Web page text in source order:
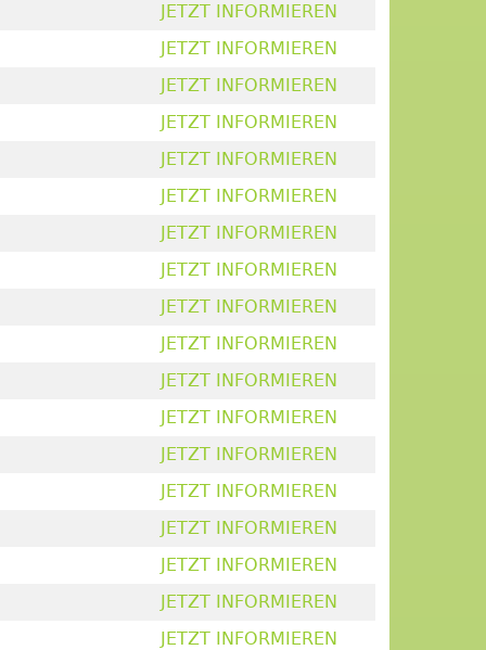
JETZT INFORMIEREN
JETZT INFORMIEREN
JETZT INFORMIEREN
JETZT INFORMIEREN
JETZT INFORMIEREN
JETZT INFORMIEREN
JETZT INFORMIEREN
JETZT INFORMIEREN
JETZT INFORMIEREN
JETZT INFORMIEREN
JETZT INFORMIEREN
JETZT INFORMIEREN
JETZT INFORMIEREN
JETZT INFORMIEREN
JETZT INFORMIEREN
JETZT INFORMIEREN
JETZT INFORMIEREN
JETZT INFORMIEREN